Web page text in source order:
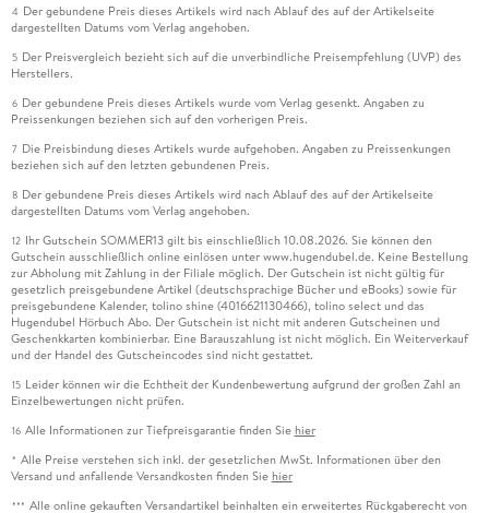
4 Der gebundene Preis dieses Artikels wird nach Ablauf des auf der Artikelseite
dargestellten Datums vom Verlag angehoben.
5 Der Preisvergleich bezieht sich auf die unverbindliche Preisempfehlung (UVP) des
Herstellers.
6 Der gebundene Preis dieses Artikels wurde vom Verlag gesenkt. Angaben zu
Preissenkungen beziehen sich auf den vorherigen Preis.
7 Die Preisbindung dieses Artikels wurde aufgehoben. Angaben zu Preissenkungen
beziehen sich auf den letzten gebundenen Preis.
8 Der gebundene Preis dieses Artikels wird nach Ablauf des auf der Artikelseite
dargestellten Datums vom Verlag angehoben.
12 Ihr Gutschein SOMMER13 gilt bis einschließlich 10.08.2026. Sie können den
Gutschein ausschließlich online einlösen unter www.hugendubel.de. Keine Bestellung
zur Abholung mit Zahlung in der Filiale möglich. Der Gutschein ist nicht gültig für
gesetzlich preisgebundene Artikel (deutschsprachige Bücher und eBooks) sowie für
preisgebundene Kalender, tolino shine (4016621130466), tolino select und das
Hugendubel Hörbuch Abo. Der Gutschein ist nicht mit anderen Gutscheinen und
Geschenkkarten kombinierbar. Eine Barauszahlung ist nicht möglich. Ein Weiterverkauf
und der Handel des Gutscheincodes sind nicht gestattet.
15 Leider können wir die Echtheit der Kundenbewertung aufgrund der großen Zahl an
Einzelbewertungen nicht prüfen.
16 Alle Informationen zur Tiefpreisgarantie finden Sie hier
* Alle Preise verstehen sich inkl. der gesetzlichen MwSt. Informationen über den
Versand und anfallende Versandkosten finden Sie hier
*** Alle online gekauften Versandartikel beinhalten ein erweitertes Rückgaberecht von